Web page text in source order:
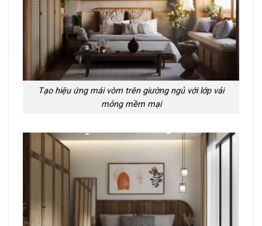
Tạo hiệu ứng mái vòm trên giường ngủ với lớp vải
mỏng mềm mại